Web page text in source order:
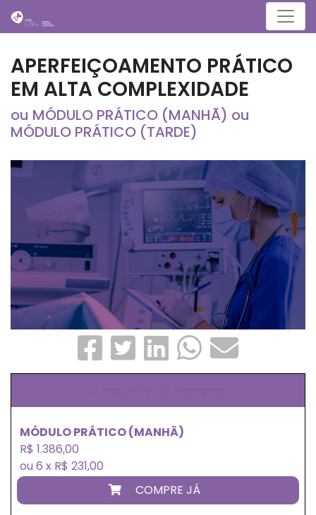
Menu
APERFEIÇOAMENTO PRÁTICO
EM ALTA COMPLEXIDADE
ou MÓDULO PRÁTICO (MANHÃ) ou
MÓDULO PRÁTICO (TARDE)
MÓDULO PRÁTICO (MANHÃ)
R$ 1.386,00
ou 6 x R$ 231,00
COMPRE JÁ